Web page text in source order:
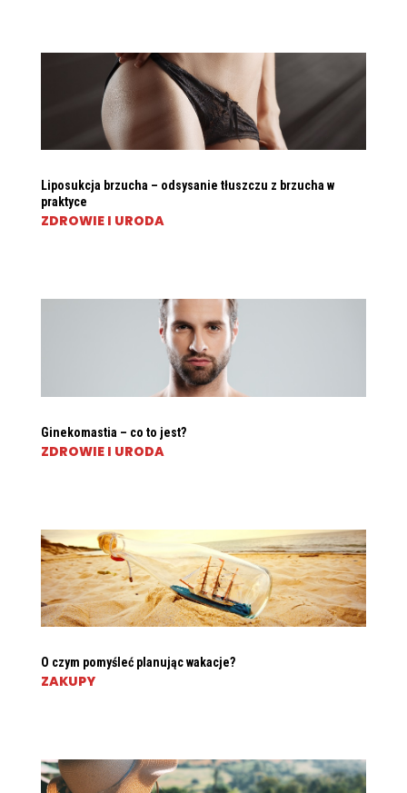
Liposukcja brzucha – odsysanie tłuszczu z brzucha w
praktyce
ZDROWIE I URODA
Ginekomastia – co to jest?
ZDROWIE I URODA
O czym pomyśleć planując wakacje?
ZAKUPY